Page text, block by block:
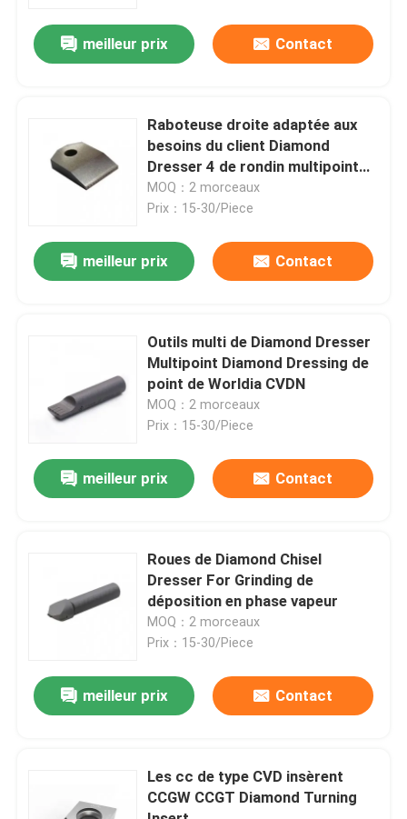
A propos de nous
Visite d'usine
Tous les cas
PCD coupant des insertions
meilleur prix Contact
Raboteuse droite adaptée aux
besoins du client Diamond
Dresser 4 de rondin multipoint
de CVDH CVDJ
MOQ：2 morceaux
Prix：15-30/Piece
meilleur prix Contact
Outils multi de Diamond Dresser
Multipoint Diamond Dressing de
point de Worldia CVDN
MOQ：2 morceaux
Prix：15-30/Piece
meilleur prix Contact
Roues de Diamond Chisel
Dresser For Grinding de
déposition en phase vapeur
MOQ：2 morceaux
Prix：15-30/Piece
meilleur prix Contact
Les cc de type CVD insèrent
CCGW CCGT Diamond Turning